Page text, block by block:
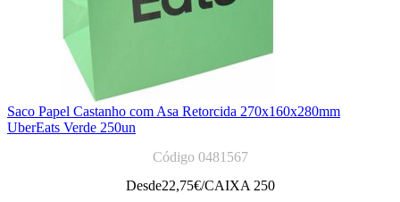
Saco Papel Castanho com Asa Retorcida 270x160x280mm
UberEats Verde 250un
Código 0481567
Desde22,75€/CAIXA 250